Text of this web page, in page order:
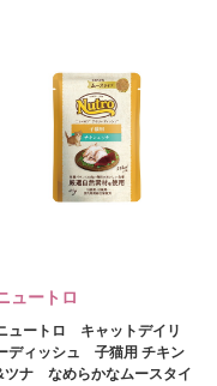
ュートロ
ュートロ キャットデイリ
ディッシュ 子猫用 チキン
ツナ なめらかなムースタイ